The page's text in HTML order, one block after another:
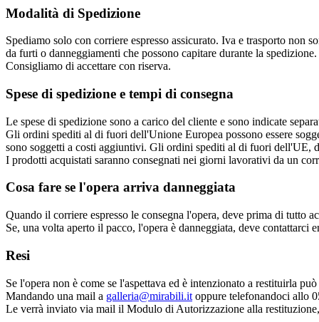
Modalità di Spedizione
Spediamo solo con corriere espresso assicurato. Iva e trasporto non
da furti o danneggiamenti che possono capitare durante la
Consigliamo di accettare con riserva.
Spese di spedizione e tempi di consegna
Le spese di spedizione sono a carico del cliente e sono indicate
Gli ordini spediti al di fuori dell'Unione Europea possono essere
sono soggetti a costi aggiuntivi. Gli ordini spediti al di fuori dell'UE,
I prodotti acquistati saranno consegnati nei giorni lavorativi da un
Cosa fare se l'opera arriva danneggiata
Quando il corriere espresso le consegna l'opera, deve prima di tutto
Se, una volta aperto il pacco, l'opera è danneggiata, deve
Resi
Se l'opera non è come se l'aspettava ed è intenzionato a restituirla
Mandando una mail a galleria@mirabili.it oppure telefonandoci allo
Le verrà inviato via mail il Modulo di Autorizzazione alla